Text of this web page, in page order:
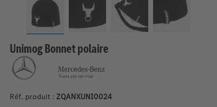
Unimog Bonnet polaire
Réf. produit : ZQANXUNI0024